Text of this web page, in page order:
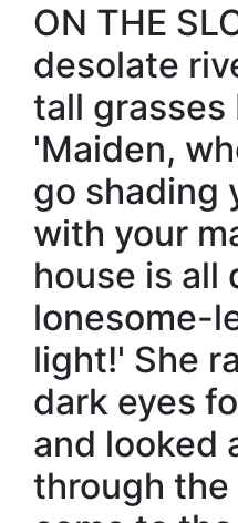
ON THE
desolate
tall grasses
'Maiden,
go shading
with your
house is all
lonesome-
light!' She
dark eyes
and looked
through the